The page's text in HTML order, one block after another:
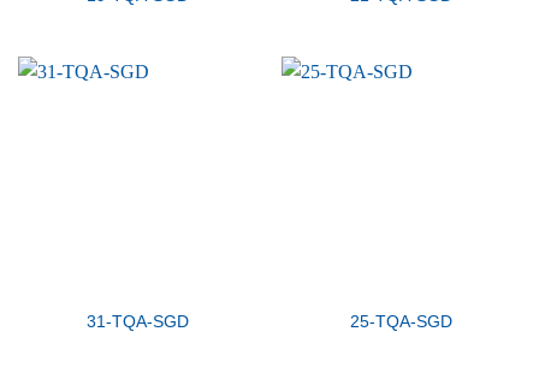
31-TQA-SGD 25-TQA-SGD